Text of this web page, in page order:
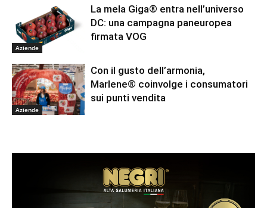
Aziende
La mela Giga® entra nell’universo
DC: una campagna paneuropea
firmata VOG
Aziende
Con il gusto dell’armonia,
Marlene® coinvolge i consumatori
sui punti vendita